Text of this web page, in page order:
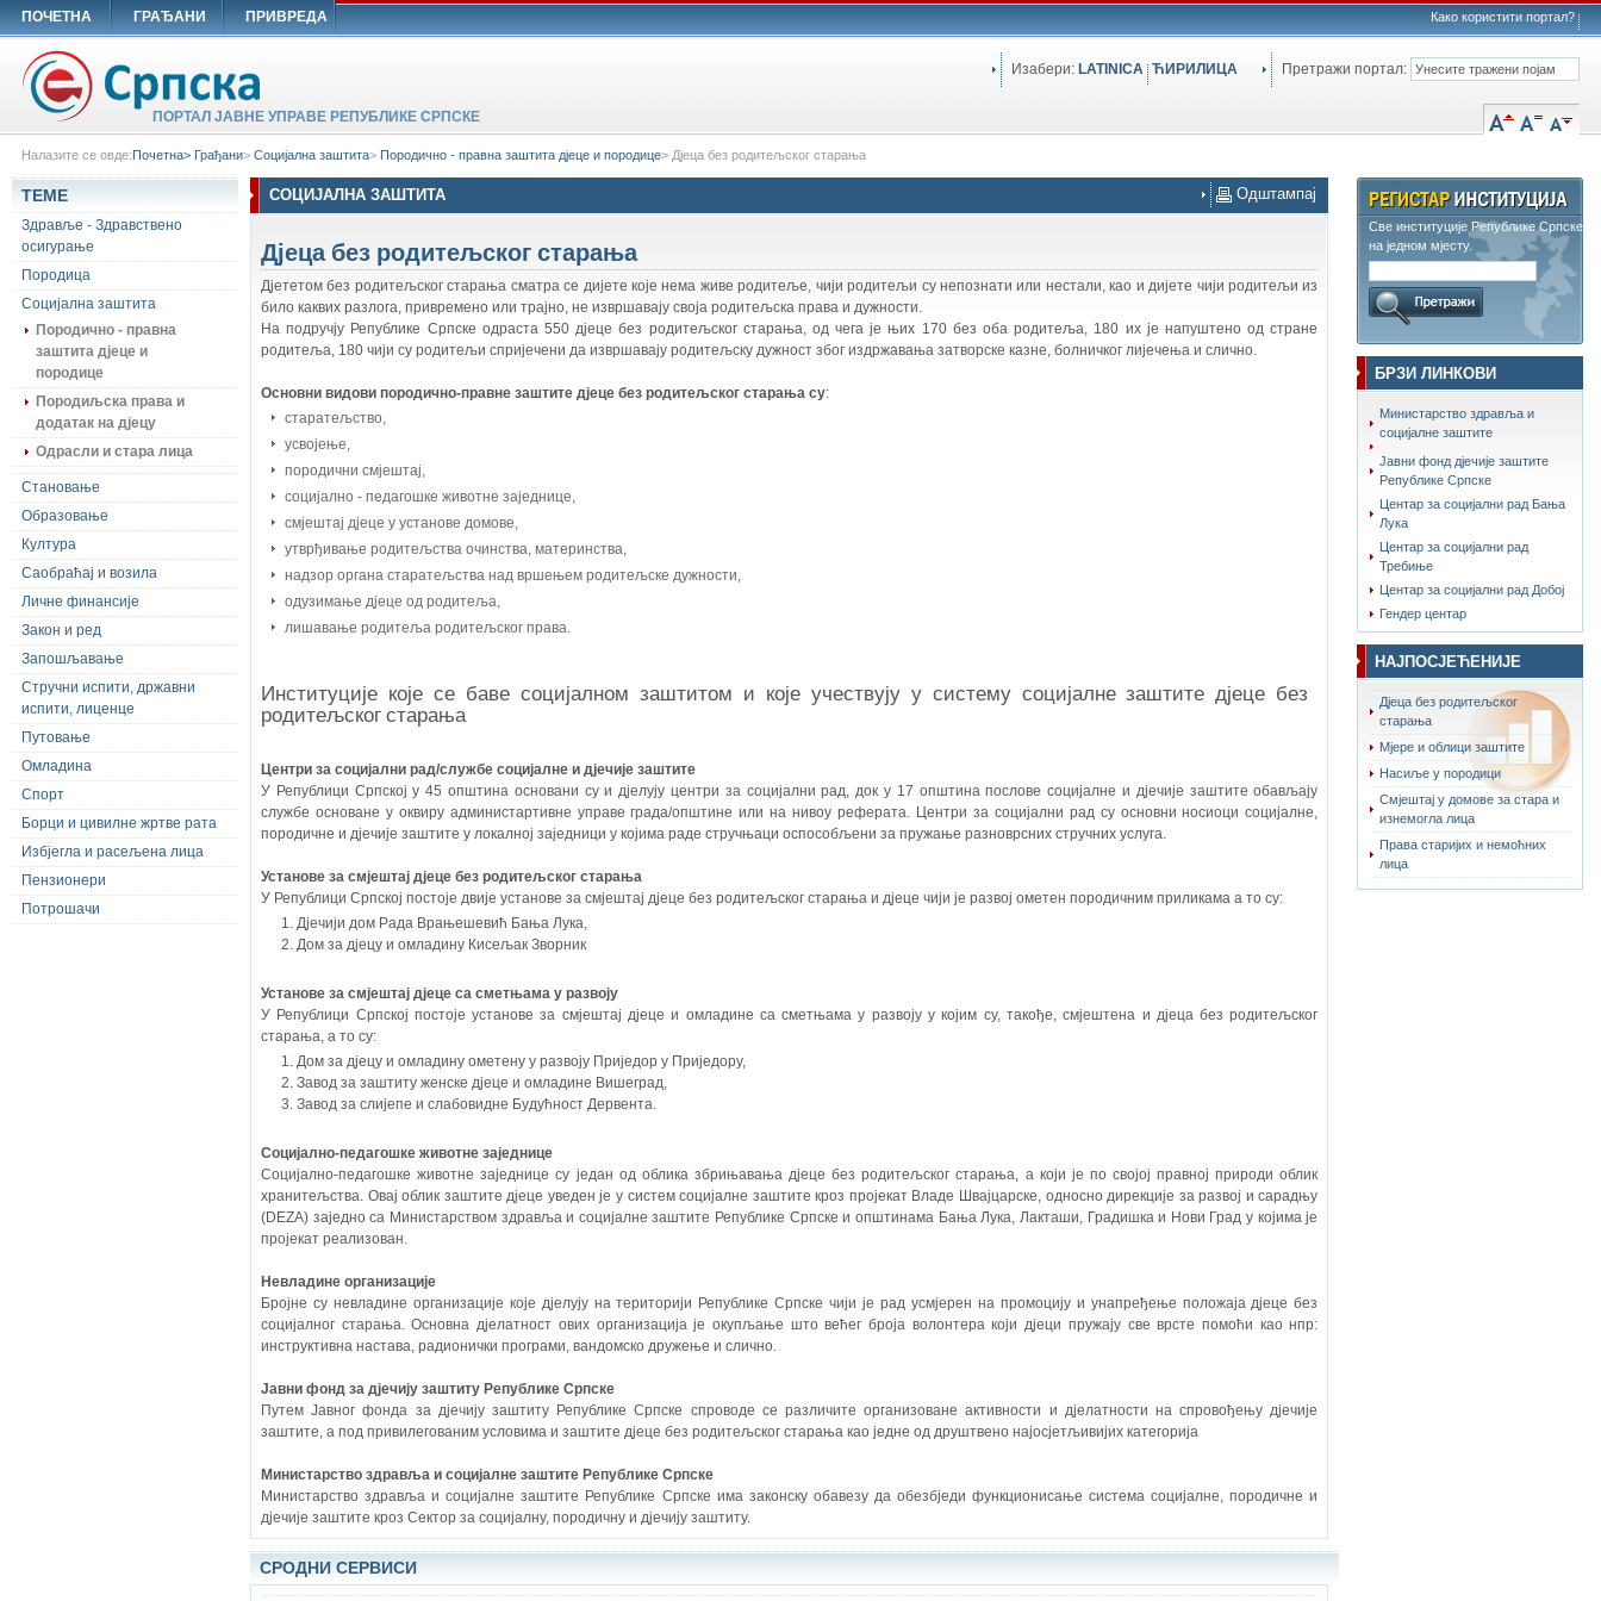
ПОЧЕТНА ГРАЂАНИ ПРИВРЕДА Како користити портал?
ПОРТАЛ ЈАВНЕ УПРАВЕ РЕПУБЛИКЕ СРПСКЕ
Изабери: LATINICA ЋИРИЛИЦА Претражи портал:
Налазите се овде:Почетна> Грађани> Социјална заштита> Породично - правна заштита дјеце и породице> Дјеца без родитељског старања
СОЦИЈАЛНА ЗАШТИТА Одштампај
Дјеца без родитељског старања
Дјететом без родитељског старања сматра се дијете које нема живе родитеље, чији родитељи су непознати или нестали, као и дијете чији родитељи из
било каквих разлога, привремено или трајно, не извршавају своја родитељска права и дужности.
На подручју Републике Српске одраста 550 дјеце без родитељског старања, од чега је њих 170 без оба родитеља, 180 их је напуштено од стране
родитеља, 180 чији су родитељи спријечени да извршавају родитељску дужност због издржавања затворске казне, болничког лијечења и слично.
Основни видови породично-правне заштите дјеце без родитељског старања су:
старатељство,
усвојење,
породични смјештај,
социјално - педагошке животне заједнице,
смјештај дјеце у установе домове,
утврђивање родитељства очинства, материнства,
надзор органа старатељства над вршењем родитељске дужности,
одузимање дјеце од родитеља,
лишавање родитеља родитељског права.
Институције које се баве социјалном заштитом и које учествују у систему социјалне заштите дјеце без
родитељског старања
Центри за социјални рад/службе социјалне и дјечије заштите
У Републици Српској у 45 општина основани су и дјелују центри за социјални рад, док у 17 општина послове социјалне и дјечије заштите обављају
службе основане у оквиру администартивне управе града/општине или на нивоу реферата. Центри за социјални рад су основни носиоци социјалне,
породичне и дјечије заштите у локалној заједници у којима раде стручњаци оспособљени за пружање разноврсних стручних услуга.
Установе за смјештај дјеце без родитељског старања
У Републици Српској постоје двије установе за смјештај дјеце без родитељског старања и дјеце чији је развој ометен породичним приликама а то су:
Дјечији дом Рада Врањешевић Бања Лука,
Дом за дјецу и омладину Кисељак Зворник
Установе за смјештај дјеце са сметњама у развоју
У Републици Српској постоје установе за смјештај дјеце и омладине са сметњама у развоју у којим су, такође, смјештена и дјеца без родитељског
старања, а то су:
Дом за дјецу и омладину ометену у развоју Приједор у Приједору,
Завод за заштиту женске дјеце и омладине Вишеград,
Завод за слијепе и слабовидне Будућност Дервента.
Социјално-педагошке животне заједнице
Социјално-педагошке животне заједнице су један од облика збрињавања дјеце без родитељског старања, а који је по својој правној природи облик
хранитељства. Овај облик заштите дјеце уведен је у систем социјалне заштите кроз пројекат Владе Швајцарске, односно дирекције за развој и сарадњу
(DEZA) заједно са Министарством здравља и социјалне заштите Републике Српске и општинама Бања Лука, Лакташи, Градишка и Нови Град у којима је
пројекат реализован.
Невладине организације
Бројне су невладине организације које дјелују на територији Републике Српске чији је рад усмјерен на промоцију и унапређење положаја дјеце без
социјалног старања. Основна дјелатност ових организација је окупљање што већег броја волонтера који дјеци пружају све врсте помоћи као нпр:
инструктивна настава, радионички програми, вандомско дружење и слично.
Јавни фонд за дјечију заштиту Републике Српске
Путем Јавног фонда за дјечију заштиту Републике Српске спроводе се различите организоване активности и дјелатности на спровођењу дјечије
заштите, а под привилегованим условима и заштите дјеце без родитељског старања као једне од друштвено најосјетљивијих категорија
Министарство здравља и социјалне заштите Републике Српске
Министарство здравља и социјалне заштите Републике Српске има законску обавезу да обезбједи функционисање система социјалне, породичне и
дјечије заштите кроз Сектор за социјалну, породичну и дјечију заштиту.
СРОДНИ СЕРВИСИ
ТЕМЕ
Здравље - Здравствено
осигурање
Породица
Социјална заштита
Породично - правна
заштита дјеце и
породице
Породиљска права и
додатак на дјецу
Одрасли и стара лица
Становање
Образовање
Култура
Саобраћај и возила
Личне финансије
Закон и ред
Запошљавање
Стручни испити, државни
испити, лиценце
Путовање
Омладина
Спорт
Борци и цивилне жртве рата
Избјегла и расељена лица
Пензионери
Потрошачи
Све институције Републике Српске
на једном мјесту.
БРЗИ ЛИНКОВИ
Министарство здравља и
социјалне заштите
Јавни фонд дјечије заштите
Републике Српске
Центар за социјални рад Бања
Лука
Центар за социјални рад
Требиње
Центар за социјални рад Добој
Гендер центар
НАЈПОСЈЕЋЕНИЈЕ
Дјеца без родитељског
старања
Мјере и облици заштите
Насиље у породици
Смјештај у домове за стара и
изнемогла лица
Права старијих и немоћних
лица